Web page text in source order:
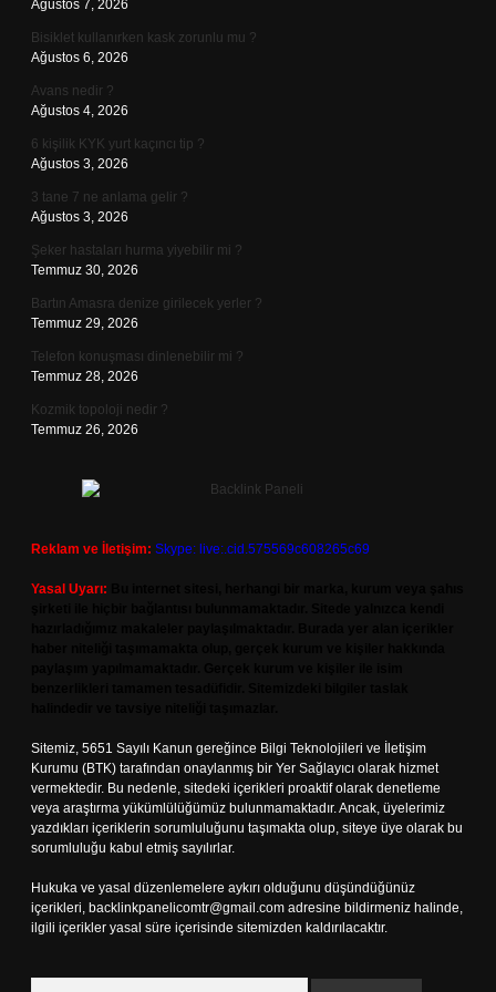
Ağustos 7, 2026
Bisiklet kullanırken kask zorunlu mu ?
Ağustos 6, 2026
Avans nedir ?
Ağustos 4, 2026
6 kişilik KYK yurt kaçıncı tip ?
Ağustos 3, 2026
3 tane 7 ne anlama gelir ?
Ağustos 3, 2026
Şeker hastaları hurma yiyebilir mi ?
Temmuz 30, 2026
Bartın Amasra denize girilecek yerler ?
Temmuz 29, 2026
Telefon konuşması dinlenebilir mi ?
Temmuz 28, 2026
Kozmik topoloji nedir ?
Temmuz 26, 2026
Reklam ve İletişim: Skype: live:.cid.575569c608265c69
Yasal Uyarı:
Sitemiz, 5651 Sayılı Kanun gereğince Bilgi Teknolojileri ve İletişim
Kurumu (BTK) tarafından onaylanmış bir Yer Sağlayıcı olarak hizmet
vermektedir. Bu nedenle, sitedeki içerikleri proaktif olarak denetleme
veya araştırma yükümlülüğümüz bulunmamaktadır. Ancak, üyelerimiz
yazdıkları içeriklerin sorumluluğunu taşımakta olup, siteye üye olarak bu
sorumluluğu kabul etmiş sayılırlar.
Hukuka ve yasal düzenlemelere aykırı olduğunu düşündüğünüz
içerikleri, backlinkpanelicomtr@gmail.com adresine bildirmeniz halinde,
ilgili içerikler yasal süre içerisinde sitemizden kaldırılacaktır.